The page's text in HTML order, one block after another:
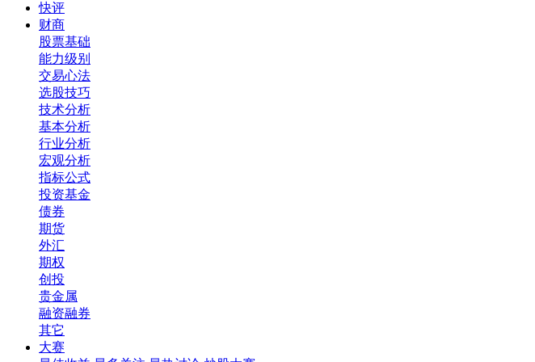
快评
财商
股票基础
能力级别
交易心法
选股技巧
技术分析
基本分析
行业分析
宏观分析
指标公式
投资基金
债券
期货
外汇
期权
创投
贵金属
融资融券
其它
大赛